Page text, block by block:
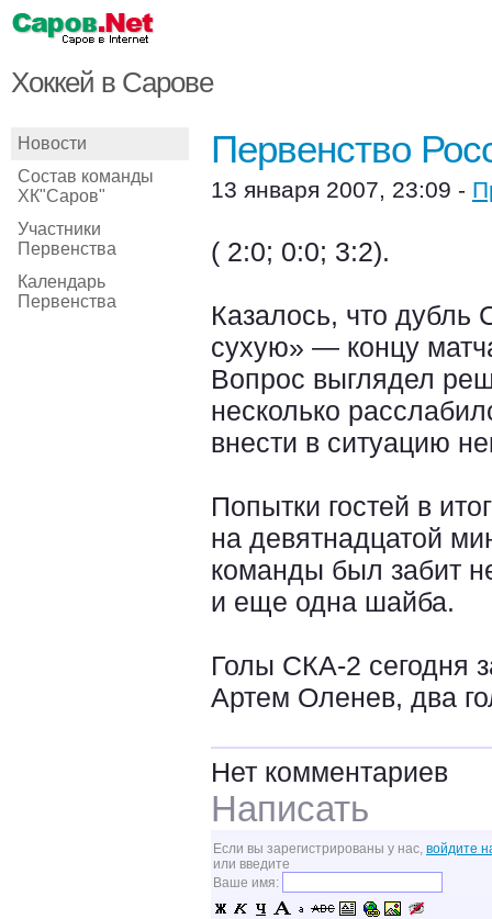
Хоккей в Сарове
Новости
Состав команды
ХК"Саров"
Участники
Первенства
Календарь
Первенства
Первенство
13 января 2007, 23:09 -
( 2:0; 0:0; 3:2).
Казалось, что дубль
сухую» — концу
Вопрос выглядел
несколько
внести в ситуацию
Попытки гостей в
на девятнадцатой
команды был забит
и еще одна шайба.
Голы СКА-2 сегодня
Артем Оленев, два
Нет комментариев
Написать
Если вы зарегистрированы у нас, войдите
или введите
Ваше имя: